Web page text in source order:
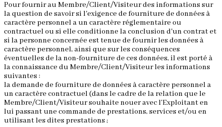
Pour fournir au Membre/Client/Visiteur des informations sur
la question de savoir si l'exigence de fourniture de données à
caractère personnel a un caractère réglementaire ou
contractuel ou si elle conditionne la conclusion d'un contrat et
si la personne concernée est tenue de fournir les données à
caractère personnel, ainsi que sur les conséquences
éventuelles de la non-fourniture de ces données, il est porté à
la connaissance du Membre/Client/Visiteur les informations
suivantes :
la demande de fourniture de données à caractère personnel a
un caractère contractuel (dans le cadre de la relation que le
Membre/Client/Visiteur souhaite nouer avec l’Exploitant en
lui passant une commande de prestations, services et/ou en
utilisant les dites prestations ;